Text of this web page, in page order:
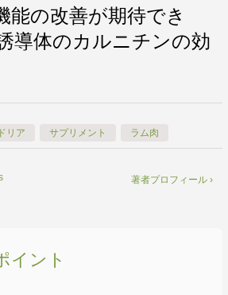
能の改善が期待でき
導体のカルニチンの効
リア サプリメント ラム肉
著者プロフィール ›
イント